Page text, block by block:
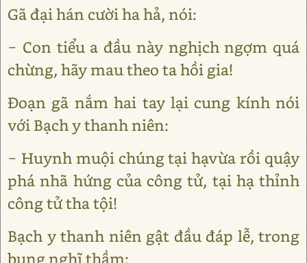
Gã đại hán cười ha hả, nói:
− Con tiểu a đầu này nghịch ngợm quá
chừng, hãy mau theo ta hồi gia!
Đoạn gã nắm hai tay lại cung kính nói
với Bạch y thanh niên:
− Huynh muội chúng tại hạvừa rồi quậy
phá nhã hứng của công tử, tại hạ thỉnh
công tử tha tội!
Bạch y thanh niên gật đầu đáp lễ, trong
bụng nghĩ thầm: